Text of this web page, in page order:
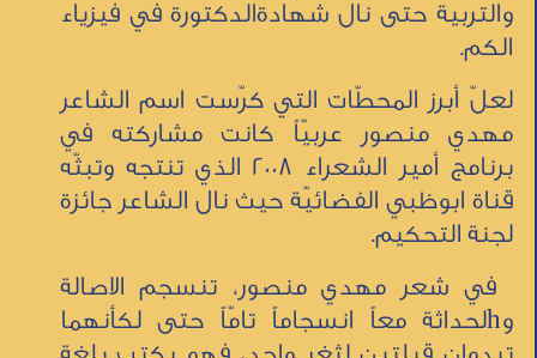
والتربية حتى نال شهادةالدكتورة في فيزياء
الكم.
لعلّ أبرز المحطّات التي كرّست اسم الشاعر
مهدي منصور عربيّاً كانت مشاركته في
برنامج أمير الشعراء 2008 الذي تنتجه وتبثّه
قناة ابوظبي الفضائيّة حيث نال الشاعر جائزة
لجنة التحكيم.
في شعر مهدي منصور، تنسجم الاصالة
وhلحداثة معاً انسجاماً تامّاً حتى لكأنهما